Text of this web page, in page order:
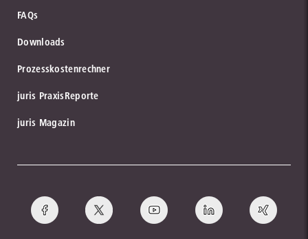
FAQs
Downloads
Prozesskostenrechner
juris PraxisReporte
juris Magazin